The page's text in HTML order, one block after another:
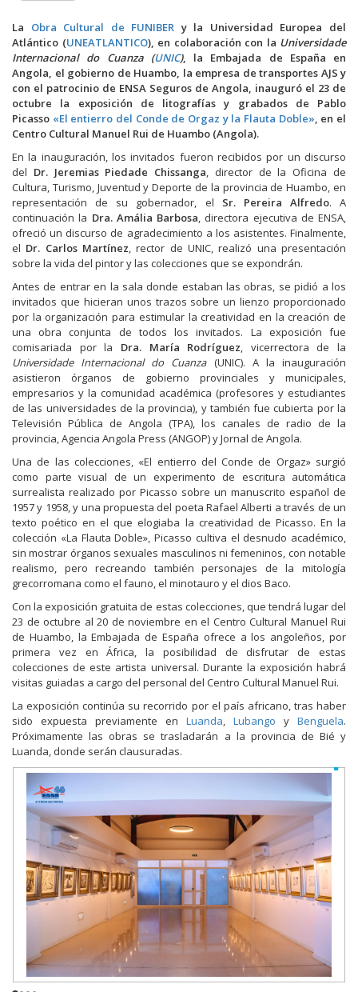
La Obra Cultural de FUNIBER y la Universidad Europea del
Atlántico (UNEATLANTICO), en colaboración con la Universidade
Internacional do Cuanza (UNIC), la Embajada de España en
Angola, el gobierno de Huambo, la empresa de transportes AJS y
con el patrocinio de ENSA Seguros de Angola, inauguró el 23 de
octubre la exposición de litografías y grabados de Pablo
Picasso «El entierro del Conde de Orgaz y la Flauta Doble», en el
Centro Cultural Manuel Rui de Huambo (Angola).
En la inauguración, los invitados fueron recibidos por un discurso
del Dr. Jeremias Piedade Chissanga, director de la Oficina de
Cultura, Turismo, Juventud y Deporte de la provincia de Huambo, en
representación de su gobernador, el Sr. Pereira Alfredo. A
continuación la Dra. Amália Barbosa, directora ejecutiva de ENSA,
ofreció un discurso de agradecimiento a los asistentes. Finalmente,
el Dr. Carlos Martínez, rector de UNIC, realizó una presentación
sobre la vida del pintor y las colecciones que se expondrán.
Antes de entrar en la sala donde estaban las obras, se pidió a los
invitados que hicieran unos trazos sobre un lienzo proporcionado
por la organización para estimular la creatividad en la creación de
una obra conjunta de todos los invitados. La exposición fue
comisariada por la Dra. María Rodríguez, vicerrectora de la
Universidade Internacional do Cuanza(UNIC). A la inauguración
asistieron órganos de gobierno provinciales y municipales,
empresarios y la comunidad académica (profesores y estudiantes
de las universidades de la provincia), y también fue cubierta por la
Televisión Pública de Angola (TPA), los canales de radio de la
provincia, Agencia Angola Press (ANGOP) y Jornal de Angola.
Una de las colecciones, «El entierro del Conde de Orgaz» surgió
como parte visual de un experimento de escritura automática
surrealista realizado por Picasso sobre un manuscrito español de
1957 y 1958, y una propuesta del poeta Rafael Alberti a través de un
texto poético en el que elogiaba la creatividad de Picasso. En la
colección «La Flauta Doble», Picasso cultiva el desnudo académico,
sin mostrar órganos sexuales masculinos ni femeninos, con notable
realismo, pero recreando también personajes de la mitología
grecorromana como el fauno, el minotauro y el dios Baco.
Con la exposición gratuita de estas colecciones, que tendrá lugar del
23 de octubre al 20 de noviembre en el Centro Cultural Manuel Rui
de Huambo, la Embajada de España ofrece a los angoleños, por
primera vez en África, la posibilidad de disfrutar de estas
colecciones de este artista universal. Durante la exposición habrá
visitas guiadas a cargo del personal del Centro Cultural Manuel Rui.
La exposición continúa su recorrido por el país africano, tras haber
sido expuesta previamente en Luanda, Lubango y Benguela.
Próximamente las obras se trasladarán a la provincia de Bié y
Luanda, donde serán clausuradas.